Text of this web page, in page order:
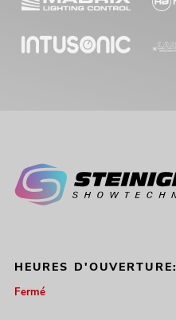
HEURES D'OUVERTURE:
Fermé